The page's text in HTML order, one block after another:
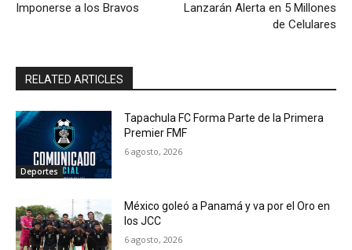
Imponerse a los Bravos
Lanzarán Alerta en 5 Millones
de Celulares
RELATED ARTICLES
Deportes
Tapachula FC Forma Parte de la Primera
Premier FMF
6 agosto, 2026
México goleó a Panamá y va por el Oro en
los JCC
6 agosto, 2026